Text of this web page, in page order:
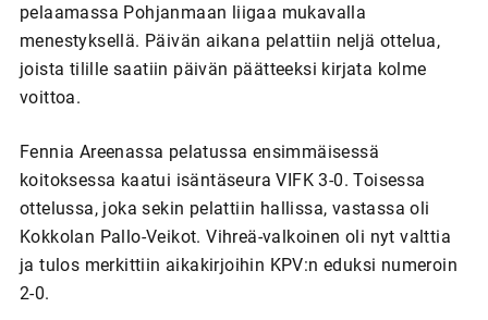
pelaamassa Pohjanmaan liigaa mukavalla
menestyksellä. Päivän aikana pelattiin neljä ottelua,
joista tilille saatiin päivän päätteeksi kirjata kolme
voittoa.
Fennia Areenassa pelatussa ensimmäisessä
koitoksessa kaatui isäntäseura VIFK 3-0. Toisessa
ottelussa, joka sekin pelattiin hallissa, vastassa oli
Kokkolan Pallo-Veikot. Vihreä-valkoinen oli nyt valttia
ja tulos merkittiin aikakirjoihin KPV:n eduksi numeroin
2-0.